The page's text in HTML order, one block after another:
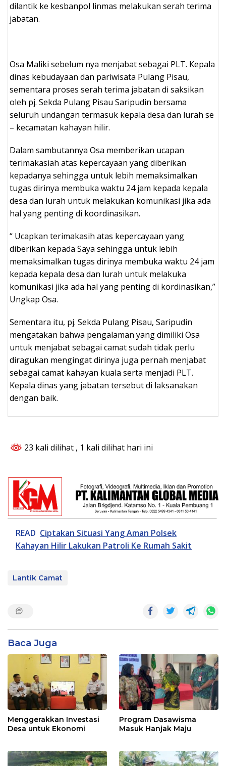
dilantik ke kesbanpol linmas melakukan serah terima
jabatan.
Osa Maliki sebelum nya menjabat sebagai PLT. Kepala
dinas kebudayaan dan pariwisata Pulang Pisau,
sementara proses serah terima jabatan di saksikan
oleh pj. Sekda Pulang Pisau Saripudin bersama
seluruh undangan termasuk kepala desa dan lurah se
– kecamatan kahayan hilir.
Dalam sambutannya Osa memberikan ucapan
terimakasiah atas kepercayaan yang diberikan
kepadanya sehingga untuk lebih memaksimalkan
tugas dirinya membuka waktu 24 jam kepada kepala
desa dan lurah untuk melakukan komunikasi jika ada
hal yang penting di koordinasikan.
“ Ucapkan terimakasih atas kepercayaan yang
diberikan kepada Saya sehingga untuk lebih
memaksimalkan tugas dirinya membuka waktu 24 jam
kepada kepala desa dan lurah untuk melakuka
komunikasi jika ada hal yang penting di kordinasikan,”
Ungkap Osa.
Sementara itu, pj. Sekda Pulang Pisau, Saripudin
mengatakan bahwa pengalaman yang dimiliki Osa
untuk menjabat sebagai camat sudah tidak perlu
diragukan mengingat dirinya juga pernah menjabat
sebagai camat kahayan kuala serta menjadi PLT.
Kepala dinas yang jabatan tersebut di laksanakan
dengan baik.
23 kali dilihat , 1 kali dilihat hari ini
READ Ciptakan Situasi Yang Aman Polsek
Kahayan Hilir Lakukan Patroli Ke Rumah Sakit
Lantik Camat
Baca Juga
Menggerakkan Investasi
Desa untuk Ekonomi
Program Dasawisma
Masuk Hanjak Maju